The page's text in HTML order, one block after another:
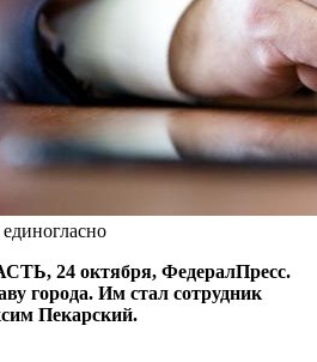
24 октября, ФедералПресс.
города. Им стал сотрудник
Пекарский.